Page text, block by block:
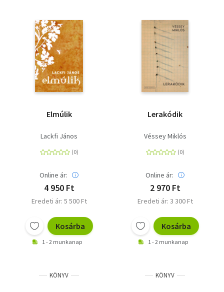
Elmúlik
Lackfi János
Online ár:
4 950 Ft
Eredeti ár: 5 500 Ft
Kosárba
1 - 2 munkanap
Lerakódik
Véssey Miklós
Online ár:
2 970 Ft
Eredeti ár: 3 300 Ft
Kosárba
1 - 2 munkanap
KÖNYV KÖNYV